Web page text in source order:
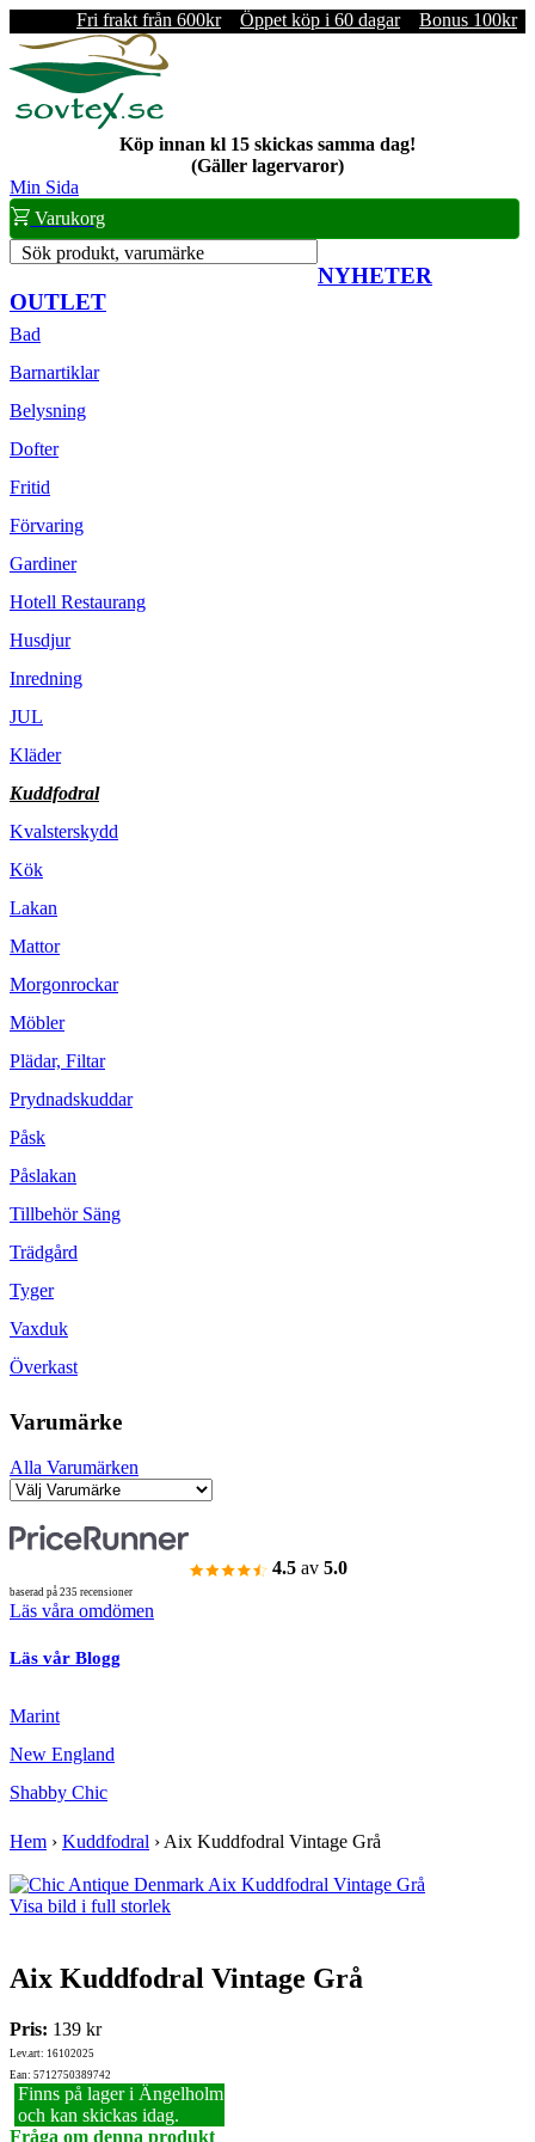
Fri frakt från 600kr Öppet köp i 60 dagar Bonus 100kr
Köp innan kl 15 skickas samma dag!
(Gäller lagervaror)
Min Sida
Varukorg
Sök produkt, varumärke
NYHETER
OUTLET
Bad
Barnartiklar
Belysning
Dofter
Fritid
Förvaring
Gardiner
Hotell Restaurang
Husdjur
Inredning
JUL
Kläder
Kuddfodral
Kvalsterskydd
Kök
Lakan
Mattor
Morgonrockar
Möbler
Plädar, Filtar
Prydnadskuddar
Påsk
Påslakan
Tillbehör Säng
Trädgård
Tyger
Vaxduk
Överkast
Varumärke
Alla Varumärken
4.5 av 5.0
baserad på 235 recensioner
Läs våra omdömen
Läs vår Blogg
Marint
New England
Shabby Chic
Hem › Kuddfodral ›Aix Kuddfodral Vintage Grå
Visa bild i full storlek
Aix Kuddfodral Vintage Grå
Pris: 139 kr
Lev.art: 16102025
Ean: 5712750389742
Finns på lager i Ängelholm
och kan skickas idag.
Fråga om denna produkt